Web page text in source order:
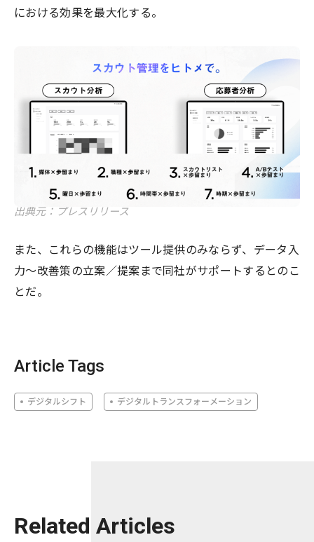
における効果を最大化する。
出典元：プレスリリース
また、これらの機能はツール提供のみならず、データ入
力〜改善策の立案／提案まで同社がサポートするとのこ
とだ。
Article Tags
デジタルシフト デジタルトランスフォーメーション
Related Articles